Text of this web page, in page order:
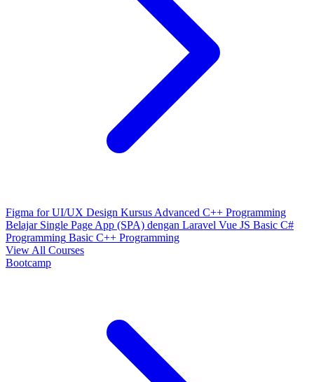
Figma for UI/UX Design Kursus Advanced C++ Programming
Belajar Single Page App (SPA) dengan Laravel Vue JS Basic C#
Programming Basic C++ Programming
View All Courses
Bootcamp